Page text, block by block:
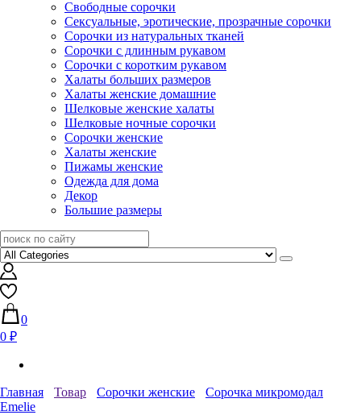
Свободные сорочки
Сексуальные, эротические, прозрачные сорочки
Сорочки из натуральных тканей
Сорочки с длинным рукавом
Сорочки с коротким рукавом
Халаты больших размеров
Халаты женские домашние
Шелковые женские халаты
Шелковые ночные сорочки
Сорочки женские
Халаты женские
Пижамы женские
Одежда для дома
Декор
Большие размеры
0
0 ₽
Главная Товар Сорочки женские
Сорочка микромодал
Emelie